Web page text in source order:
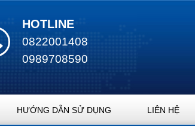
HOTLINE
0822001408
0989708590
HƯỚNG DẪN SỬ DỤNG LIÊN HỆ